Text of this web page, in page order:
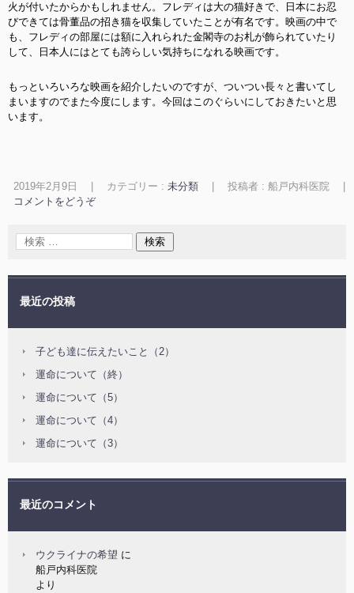
火が付いたからかもしれません。フレディは大の猫好きで、日本にお忍
びできては骨董品の招き猫を収集していたことが有名です。映画の中で
も、フレディの部屋には額に入れられた金閣寺のお札が飾られていたり
して、日本人にはとても誇らしい気持ちになれる映画です。
もっといろいろな映画を紹介したいのですが、ついつい長々と書いてし
まいますのでまた今度にします。今回はこのぐらいにしておきたいと思
います。
2019年2月9日 カテゴリー : 未分類 投稿者 : 船戸内科医院
コメントをどうぞ
最近の投稿
子ども達に伝えたいこと（2）
運命について（終）
運命について（5）
運命について（4）
運命について（3）
最近のコメント
ウクライナの希望 に
船戸内科医院
より